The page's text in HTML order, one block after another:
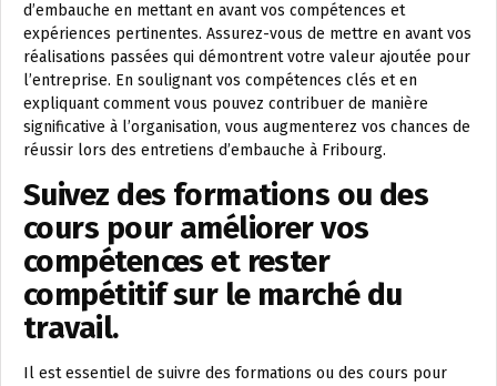
d’embauche en mettant en avant vos compétences et
expériences pertinentes. Assurez-vous de mettre en avant vos
réalisations passées qui démontrent votre valeur ajoutée pour
l’entreprise. En soulignant vos compétences clés et en
expliquant comment vous pouvez contribuer de manière
significative à l’organisation, vous augmenterez vos chances de
réussir lors des entretiens d’embauche à Fribourg.
Suivez des formations ou des
cours pour améliorer vos
compétences et rester
compétitif sur le marché du
travail.
Il est essentiel de suivre des formations ou des cours pour